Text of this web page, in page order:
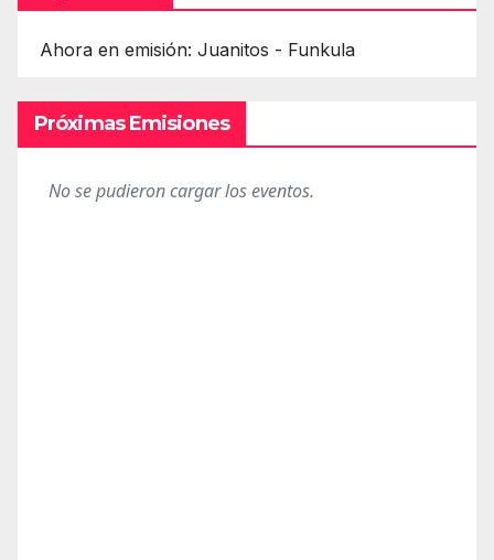
Ahora en emisión: Juanitos - Funkula
Próximas Emisiones